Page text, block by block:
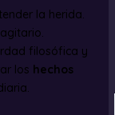
la herida.
filosófica y
los hechos